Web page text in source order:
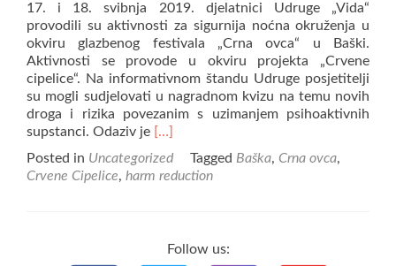
17. i 18. svibnja 2019. djelatnici Udruge „Vida“
provodili su aktivnosti za sigurnija noćna okruženja u
okviru glazbenog festivala „Crna ovca“ u Baški.
Aktivnosti se provode u okviru projekta „Crvene
cipelice“. Na informativnom štandu Udruge posjetitelji
su mogli sudjelovati u nagradnom kvizu na temu novih
droga i rizika povezanim s uzimanjem psihoaktivnih
supstanci. Odaziv je Read
about
“Crvene
17.
[…]
Posted in Uncategorized Tagged Baška, Crna ovca,
Crvene Cipelice, harm reduction
Follow us: